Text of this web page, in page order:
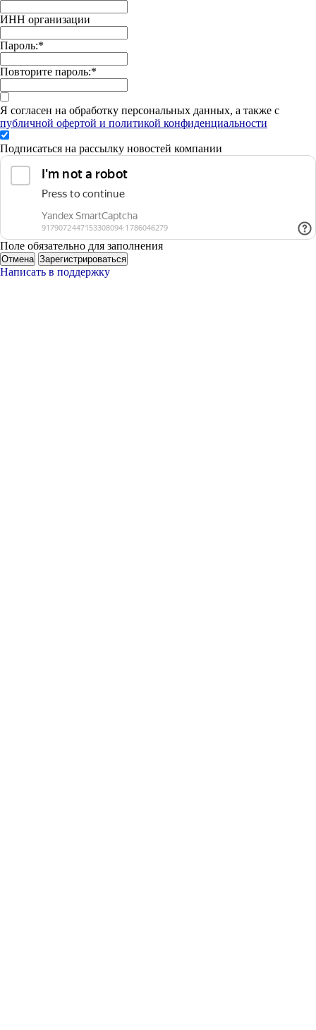
ИНН организации
Пароль:*
Повторите пароль:*
Я согласен на обработку персональных данных, а также с
публичной офертой и политикой конфиденциальности
Подписаться на рассылку новостей компании
Поле обязательно для заполнения
Отмена Зарегистрироваться
Написать в поддержку